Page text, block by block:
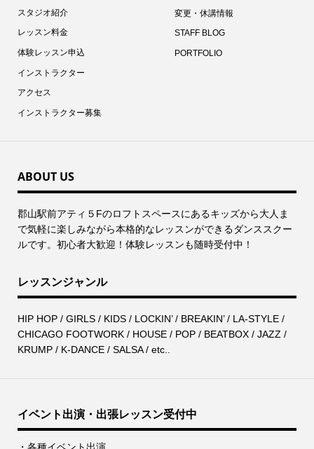
スタジオ紹介
レッスン料金
体験レッスン申込
インストラクター
アクセス
インストラクター募集
変更・休講情報
STAFF BLOG
PORTFOLIO
ABOUT US
郡⼭駅前アティ５Fのロフトスペースにあるキッズから⼤⼈ま
で気軽に楽しみながら本格的なレッスンができるダンススクー
ルです。初心者大歓迎！体験レッスンも随時受付中！
レッスンジャンル
HIP HOP / GIRLS / KIDS / LOCKIN’ / BREAKIN’ / LA-STYLE /
CHICAGO FOOTWORK / HOUSE / POP / BEATBOX / JAZZ /
KRUMP / K-DANCE / SALSA / etc..
イベント出演・出張レッスン受付中